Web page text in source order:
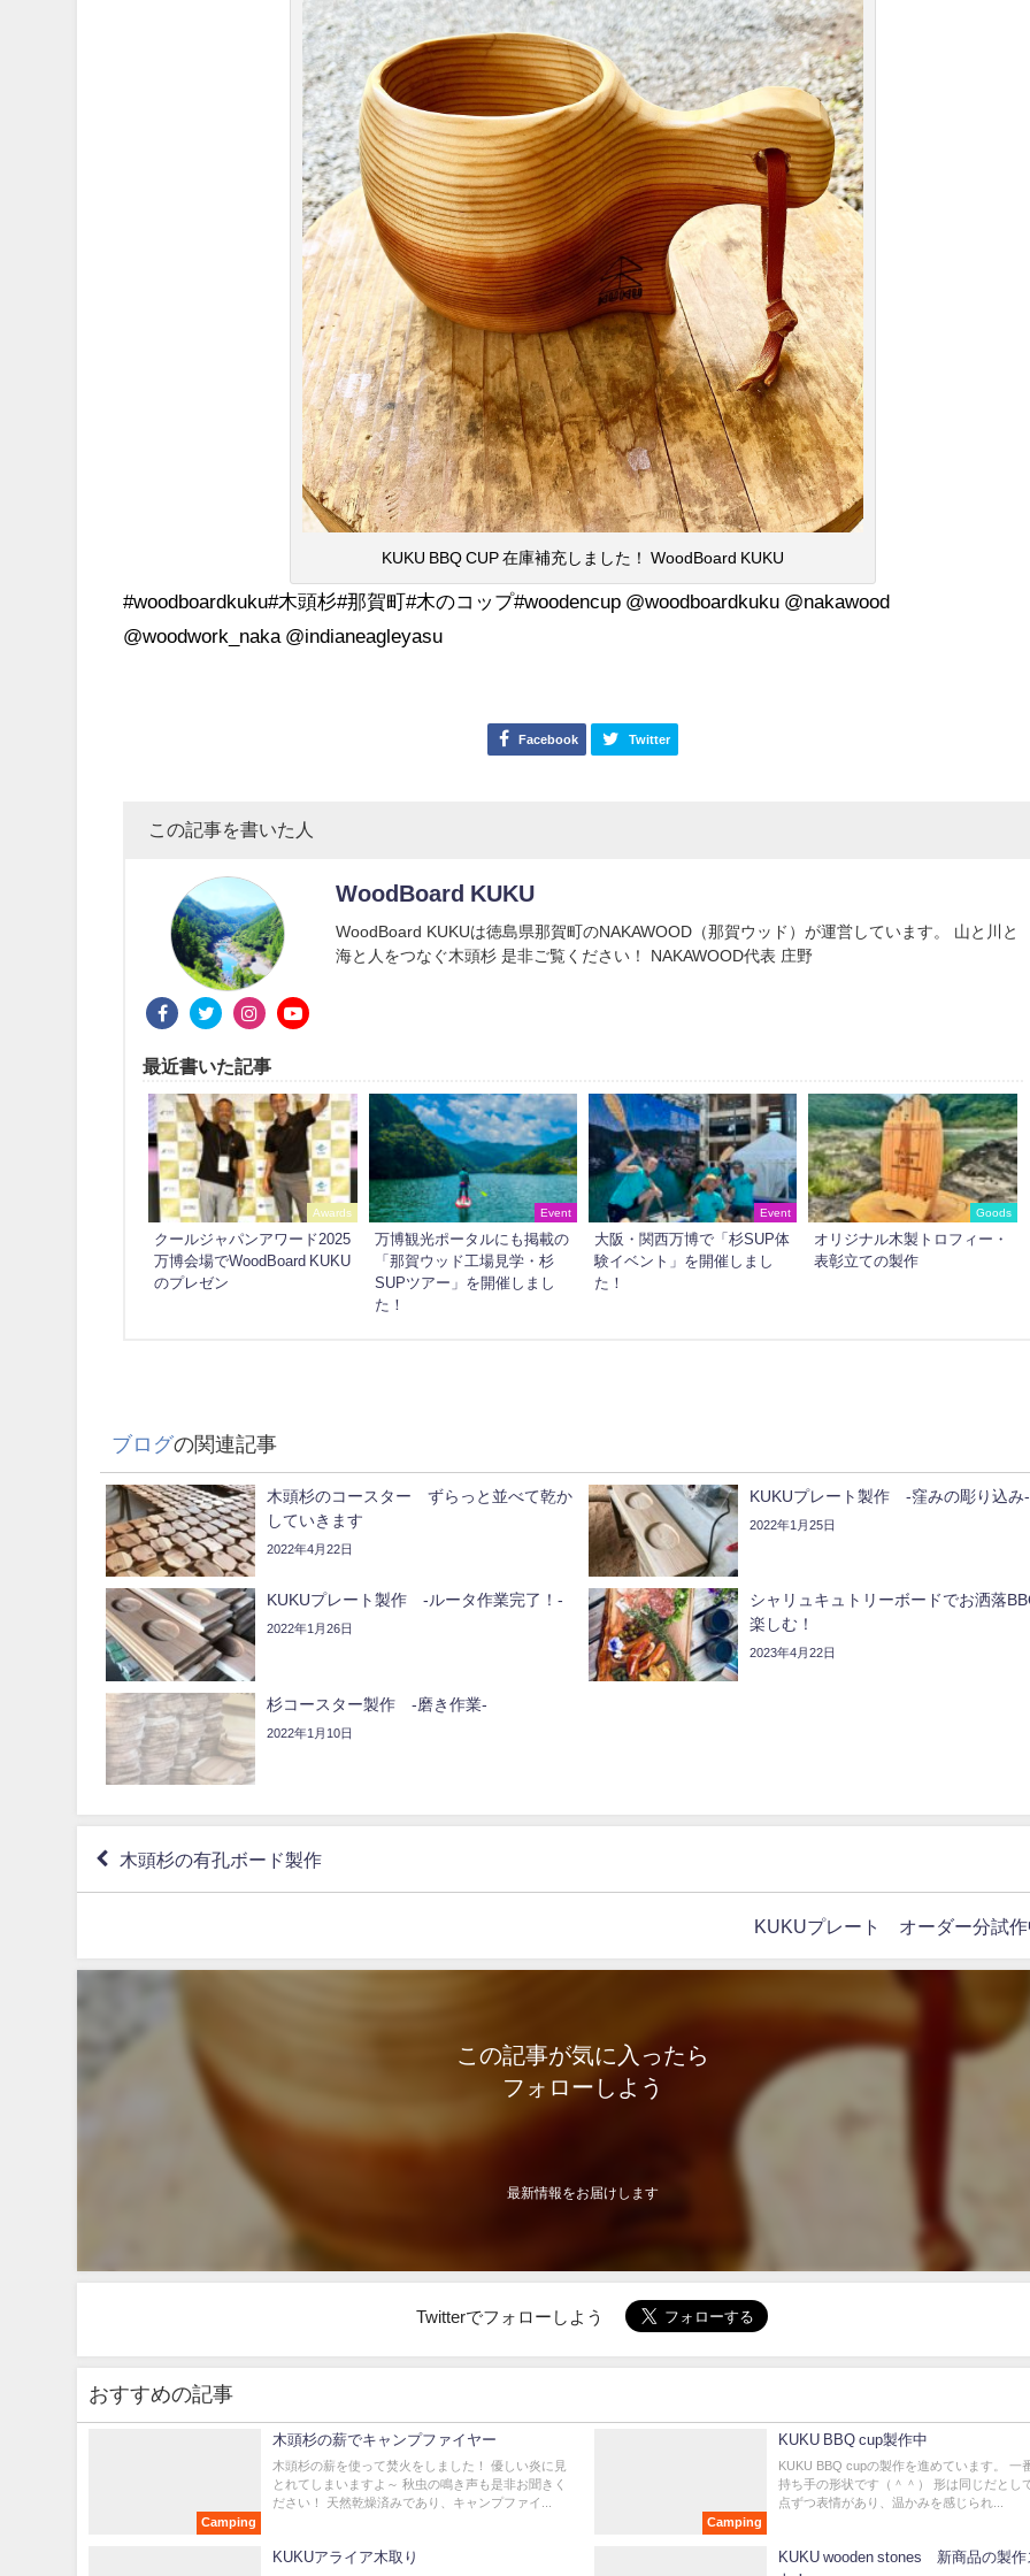
KUKU BBQ CUP 在庫補充しました！ WoodBoard KUKU
#woodboardkuku#木頭杉#那賀町#木のコップ#woodencup @woodboardkuku @nakawood
@woodwork_naka @indianeagleyasu
Facebook Twitter
この記事を書いた人
WoodBoard KUKU
WoodBoard KUKUは徳島県那賀町のNAKAWOOD（那賀ウッド）が運営しています。 山と川と
海と人をつなぐ木頭杉 是非ご覧ください！ NAKAWOOD代表 庄野
最近書いた記事
Awards
クールジャパンアワード2025
万博会場でWoodBoard KUKU
のプレゼン
Event
万博観光ポータルにも掲載の
「那賀ウッド工場見学・杉
SUPツアー」を開催しまし
た！
Event
大阪・関西万博で「杉SUP体
験イベント」を開催しまし
た！
Goods
オリジナル木製トロフィー・
表彰立ての製作
ブログの関連記事
木頭杉のコースター ずらっと並べて乾か
していきます
2022年4月22日
KUKUプレート製作 -窪みの彫り込み-
2022年1月25日
KUKUプレート製作 -ルータ作業完了！-
2022年1月26日
シャリュキュトリーボードでお洒落
楽しむ！
2023年4月22日
杉コースター製作 -磨き作業-
2022年1月10日
木頭杉の有孔ボード製作
KUKUプレート オーダー分試作
この記事が気に入ったら
フォローしよう
最新情報をお届けします
Twitterでフォローしよう
おすすめの記事
Camping
木頭杉の薪でキャンプファイヤー
木頭杉の薪を使って焚火をしました！ 優しい炎に見
とれてしまいますよ～ 秋虫の鳴き声も是非お聞きく
ださい！ 天然乾燥済みであり、キャンプファイ...
Camping
KUKU BBQ cup製作中
KUKU BBQ cupの製作を進めています。 一
持ち手の形状です（＾＾） 形は同じだとし
点ずつ表情があり、温かみを感じられ...
KUKUアライア木取り
KUKU wooden stones 新商品の製作